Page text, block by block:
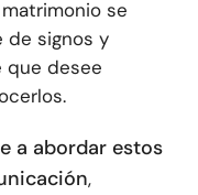
se
de signos y
que desee
a abordar estos
,